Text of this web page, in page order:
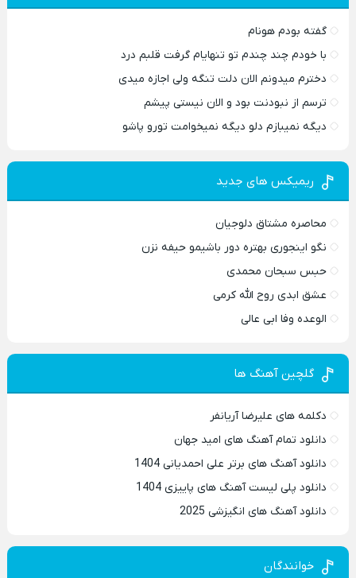
گفته بودم هونام
با خودم چند چندم تو تنهایام گرفت قلبم درد
دخترم میدونم الان دلت تنگه ولی اجازه میدی
ترسم از نبودنت بود و الان نیستی پیشم
دیگه نمیبازم دلو دیگه نمیخوامت تورو پاشو
ریمیکس های جدید
محاصره مشتاق دلوجیان
نگو اینجوری بهتره دور باشیمو حیفه نزن
حبس سبحان محمدی
عشق ابدی روح الله کرمی
الوعده وفا ابی عالی
گلچین آهنگ ها
دکلمه های علیرضا آریانفر
دانلود تمام آهنگ های امید جهان
دانلود آهنگ های برتر علی احمدیانی 1404
دانلود پلی لیست آهنگ های پاییزی 1404
دانلود آهنگ های انگیزشی 2025
خوانندگان